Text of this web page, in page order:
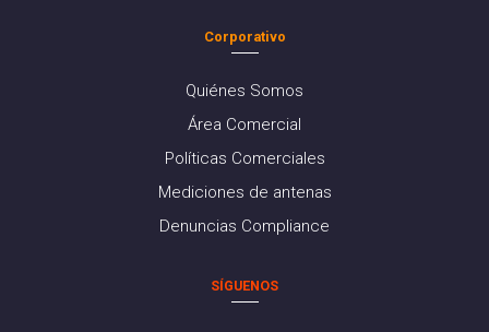
Corporativo
Quiénes Somos
Área Comercial
Políticas Comerciales
Mediciones de antenas
Denuncias Compliance
SÍGUENOS